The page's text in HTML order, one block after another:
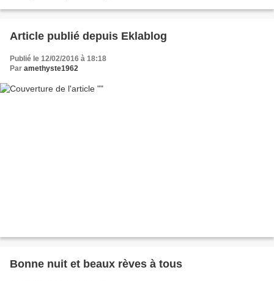
Article publié depuis Eklablog
Publié le 12/02/2016 à 18:18
Par amethyste1962
Bonne nuit et beaux rèves à tous